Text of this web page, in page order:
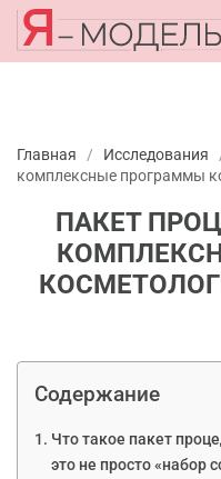
Главная / Исследования
комплексные программы
ПАКЕТ
Содержание
Что такое пакет
это не просто «набор